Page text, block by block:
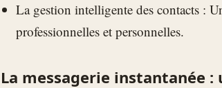
La gestion intelligente des contacts :
professionnelles et personnelles.
La messagerie instantanée